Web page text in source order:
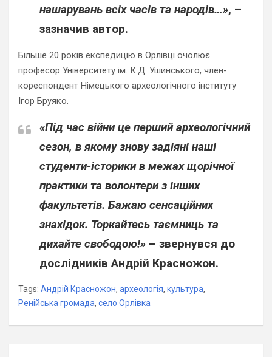
нашарувань всіх часів та народів…», –
зазначив автор.
Більше 20 років експедицію в Орлівці очолює
професор Університету ім. К.Д. Ушинського, член-
кореспондент Німецького археологічного інституту
Ігор Бруяко.
«Під час війни це перший археологічний
сезон, в якому знову задіяні наші
студенти-історики в межах щорічної
практики та волонтери з інших
факультетів. Бажаю сенсаційних
знахідок. Торкайтесь таємниць та
дихайте свободою!» – звернувся до
дослідників Андрій Красножон.
Tags: Андрій Красножон, археологія, культура,
Ренійська громада, село Орлівка